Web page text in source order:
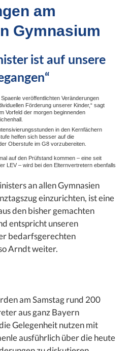
am
Gymnasium
ist auf unsere
Spaenle veröffentlichten Veränderungen
Förderung unserer Kinder,“ sagt
Vorfeld der morgen beginnenden
in den Kernfächern
helfen sich besser auf die
Oberstufe im G8 vorzubereiten.
auf den Prüfstand kommen – eine seit
LEV – wird bei den Elternvertretern ebenfalls
an allen Gymnasien
einzurichten, ist eine
den bisher gemachten
entspricht unseren
bedarfsgerechten
Arndt weiter.
am Samstag rund 200
aus ganz Bayern
Gelegenheit nutzen mit
ausführlich über die heute